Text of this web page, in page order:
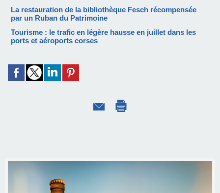
La restauration de la bibliothèque Fesch récompensée
par un Ruban du Patrimoine
Tourisme : le trafic en légère hausse en juillet dans les
ports et aéroports corses